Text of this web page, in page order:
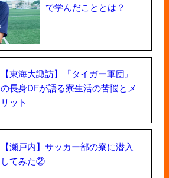
で学んだこととは？
【東海大諏訪】『タイガー軍団』
の長身DFが語る寮生活の苦悩とメ
リット
【瀬戸内】サッカー部の寮に潜入
してみた②